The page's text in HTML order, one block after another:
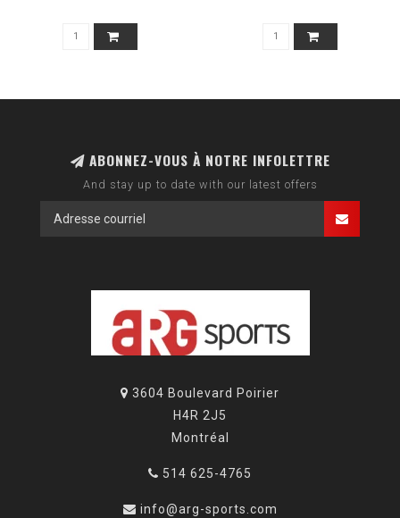
ABONNEZ-VOUS À NOTRE INFOLETTRE
And stay up to date with our latest offers
3604 Boulevard Poirier
H4R 2J5
Montréal
514 625-4765
info@arg-sports.com